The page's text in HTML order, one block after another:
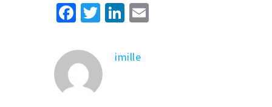
Facebook
TwitterLinkedIn
imille